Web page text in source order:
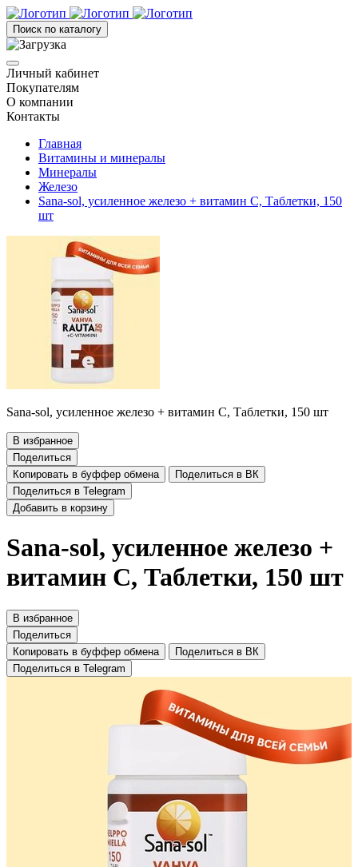
Поиск по каталогу
Личный кабинет
Покупателям
О компании
Контакты
Главная
Витамины и минералы
Минералы
Железо
Sana-sol, усиленное железо + витамин C, Таблетки, 150
шт
Sana-sol, усиленное железо + витамин C, Таблетки, 150 шт
В избранное
Поделиться
Копировать в буффер обмена
Поделиться в ВК
Поделиться в Telegram
Добавить в корзину
Sana-sol, усиленное железо +
витамин C, Таблетки, 150 шт
В избранное
Поделиться
Копировать в буффер обмена
Поделиться в ВК
Поделиться в Telegram